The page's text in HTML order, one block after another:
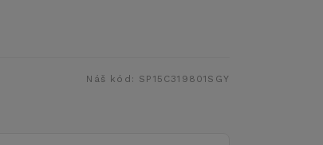
Náš kód: SP15C319801SGY